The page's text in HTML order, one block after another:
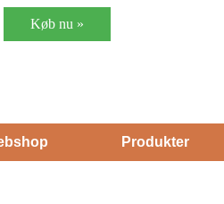
Køb nu »
Produkter